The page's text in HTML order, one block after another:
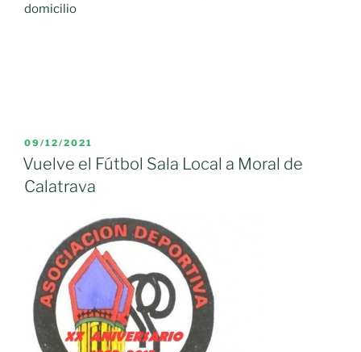
domicilio
PUBLICADO
EL
09/12/2021
Vuelve el Fútbol Sala Local a Moral de
Calatrava